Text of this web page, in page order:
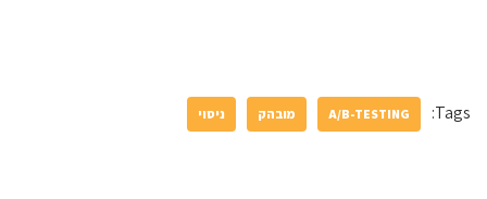
Tags:
A/B-TESTING מובהק ניסוי